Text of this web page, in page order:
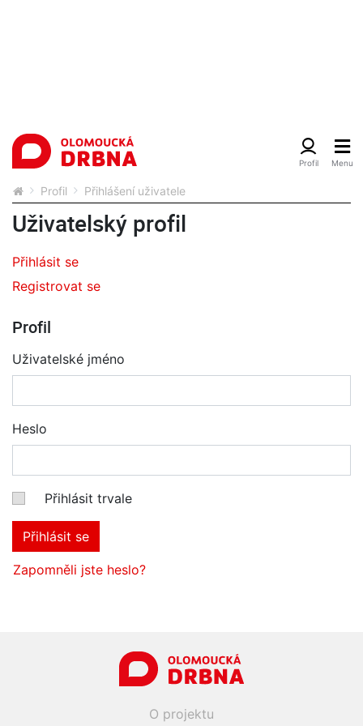
Profil Přihlášení uživatele
Uživatelský profil
Přihlásit se
Registrovat se
Profil
Uživatelské jméno
Heslo
Přihlásit trvale
Přihlásit se
Zapomněli jste heslo?
O projektu